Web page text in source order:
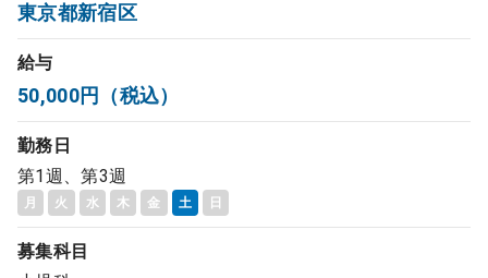
コンサルタント
成功事例
転職ノウハウ
東京都新宿区
給与
50,000円（税込）
勤務日
第1週、第3週
月 火 水 木 金 土 日
募集科目